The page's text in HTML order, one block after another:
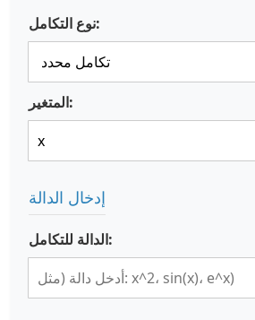
نوع التكامل:
المتغير:
إدخال الدالة
الدالة للتكامل: